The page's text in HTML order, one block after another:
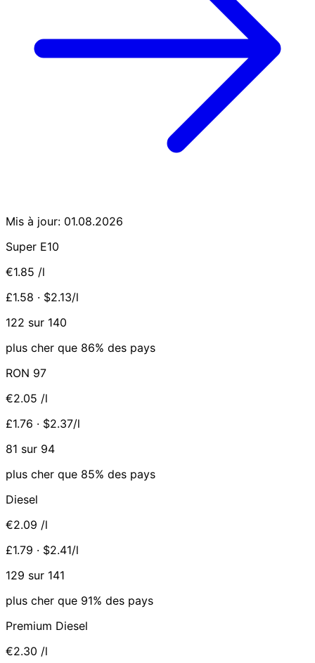
Mis à jour: 01.08.2026
Super E10
€1.85 /l
£1.58 · $2.13/l
122 sur 140
plus cher que 86% des pays
RON 97
€2.05 /l
£1.76 · $2.37/l
81 sur 94
plus cher que 85% des pays
Diesel
€2.09 /l
£1.79 · $2.41/l
129 sur 141
plus cher que 91% des pays
Premium Diesel
€2.30 /l